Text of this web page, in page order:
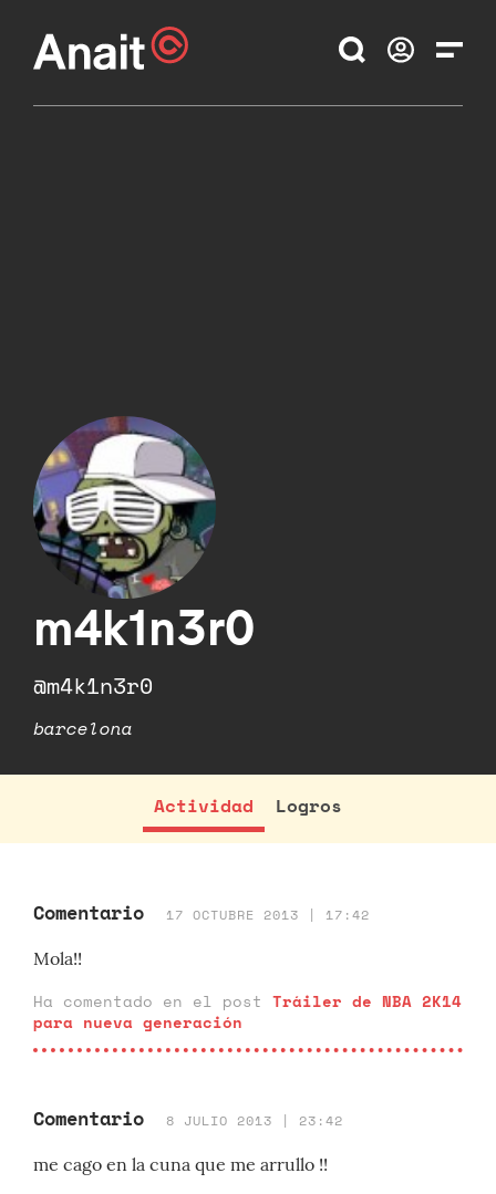
m4k1n3r0
@m4k1n3r0
barcelona
Actividad Logros
Comentario 17 OCTUBRE 2013 | 17:42
Mola!!
Ha comentado en el post Tráiler de NBA 2K14
para nueva generación
Comentario 8 JULIO 2013 | 23:42
me cago en la cuna que me arrullo !!